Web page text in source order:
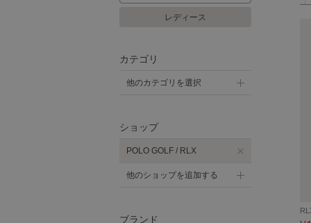
レディース
カテゴリ
他のカテゴリを選択
ショップ
POLO GOLF / RLX
他のショップを追加する
ブランド